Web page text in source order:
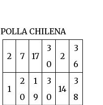
POLLA CHILENA
2 7 17
3
0
2
3
6
1
2
0
1
9
3
0
14
3
8